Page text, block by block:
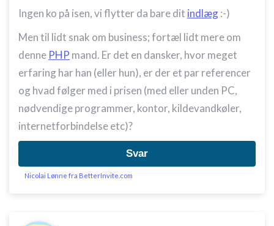
Ingen ko på isen, vi flytter da bare dit indlæg:-)
Men til lidt snak om business; fortæl lidt mere om
denne PHP mand. Er det en dansker, hvor meget
erfaring har han (eller hun), er der et par referencer
og hvad følger med i prisen (med eller unden PC,
nødvendige programmer, kontor, kildevandkøler,
internetforbindelse etc)?
Svar
Nicolai Lønne fra BetterInvite.com